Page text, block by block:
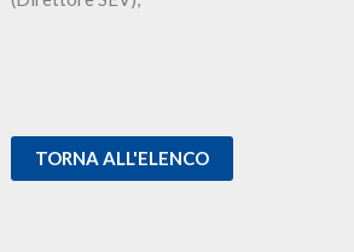
TORNA ALL'ELENCO